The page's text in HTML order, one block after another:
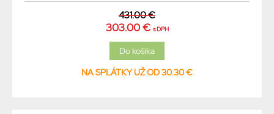
431.00 €
303.00 € s DPH
NA SPLÁTKY UŽ OD 30.30 €